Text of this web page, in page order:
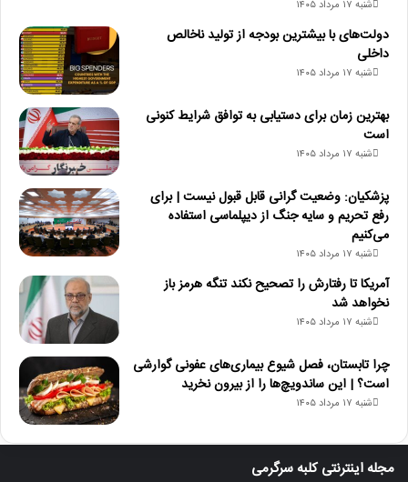
شنبه ۱۷ مرداد ۱۴۰۵
دولت‌های با بیشترین بودجه از تولید ناخالص
داخلی
شنبه ۱۷ مرداد ۱۴۰۵
بهترین زمان برای دستیابی به توافق شرایط کنونی
است
شنبه ۱۷ مرداد ۱۴۰۵
پزشکیان: وضعیت گرانی قابل قبول نیست | برای
رفع تحریم و سایه جنگ از دیپلماسی استفاده
می‌کنیم
شنبه ۱۷ مرداد ۱۴۰۵
آمریکا تا رفتارش را تصحیح نکند تنگه هرمز باز
نخواهد شد
شنبه ۱۷ مرداد ۱۴۰۵
چرا تابستان، فصل شیوع بیماری‌های عفونی گوارشی
است؟ | این ساندویچ‌ها را از بیرون نخرید
شنبه ۱۷ مرداد ۱۴۰۵
مجله اینترنتی کلبه سرگرمی